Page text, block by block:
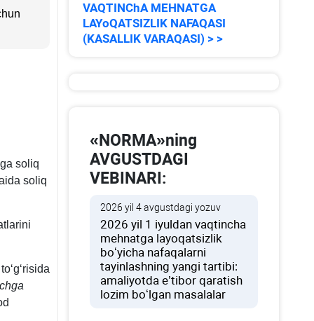
soliq
soliq
VAQTINChA MEHNATGA
LAYoQATSIZLIK NAFAQASI
(KASALLIK VARAQASI) > >
«NORMA»ning
AVGUSTDAGI
VEBINARI:
2026 yil 4 avgustdagi yozuv
2026 yil 1 iyuldan vaqtincha
mehnatga layoqatsizlik
boʻyicha nafaqalarni
tayinlashning yangi tartibi:
amaliyotda e’tibor qaratish
lozim boʻlgan masalalar